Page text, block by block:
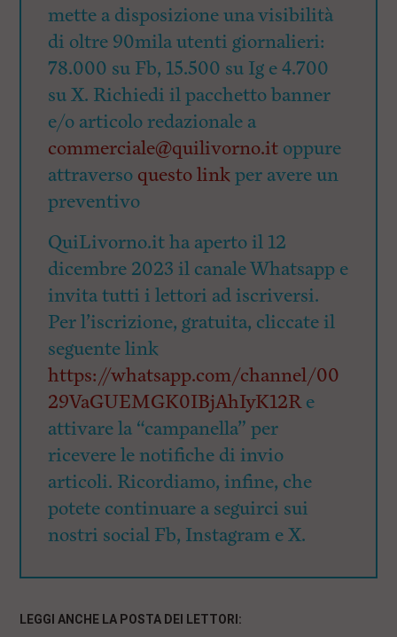
mette a disposizione una visibilità
di oltre 90mila utenti giornalieri:
78.000 su Fb, 15.500 su Ig e 4.700
su X. Richiedi il pacchetto banner
e/o articolo redazionale a
commerciale@quilivorno.it oppure
attraverso questo linkper avere un
preventivo
QuiLivorno.it ha aperto il 12
dicembre 2023 il canale Whatsapp e
invita tutti i lettori ad iscriversi.
Per l’iscrizione, gratuita, cliccate il
seguente link
https://whatsapp.com/channel/00
29VaGUEMGK0IBjAhIyK12Re
attivare la “campanella” per
ricevere le notifiche di invio
articoli. Ricordiamo, infine, che
potete continuare a seguirci sui
nostri social Fb, Instagram e X.
LEGGI ANCHE LA POSTA DEI LETTORI: